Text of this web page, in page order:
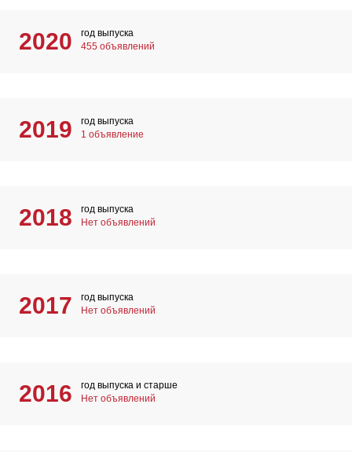
2020
год выпуска
455 объявлений
2019
год выпуска
1 объявление
2018
год выпуска
Нет объявлений
2017
год выпуска
Нет объявлений
2016
год выпуска и старше
Нет объявлений